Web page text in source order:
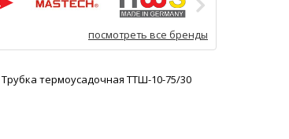
посмотреть все бренды
Трубка термоусадочная ТТШ-10-75/30